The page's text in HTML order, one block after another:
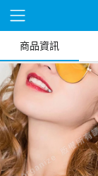
商品資訊